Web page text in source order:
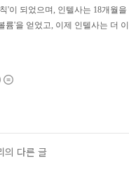
'이 되었으며, 인텔사는 18개월
륨'을 얻었고, 이제 인텔사는 더
의 다른 글